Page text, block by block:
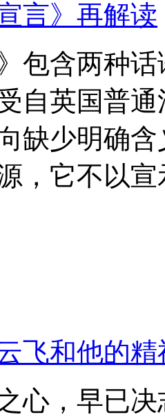
言》再解读
包含两种
自英国普
缺少明确
，它不以
飞和他的
心，早已